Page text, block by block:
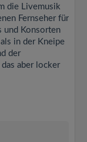
die Livemusik
Fernseher für
und Konsorten
in der Kneipe
der
aber locker